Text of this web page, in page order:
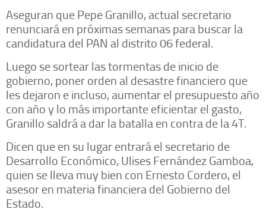
Aseguran que Pepe Granillo, actual secretario
renunciará en próximas semanas para buscar la
candidatura del PAN al distrito 06 federal.
Luego se sortear las tormentas de inicio de
gobierno, poner orden al desastre financiero que
les dejaron e incluso, aumentar el presupuesto año
con año y lo más importante eficientar el gasto,
Granillo saldrá a dar la batalla en contra de la 4T.
Dicen que en su lugar entrará el secretario de
Desarrollo Económico, Ulises Fernández Gamboa,
quien se lleva muy bien con Ernesto Cordero, el
asesor en materia financiera del Gobierno del
Estado.